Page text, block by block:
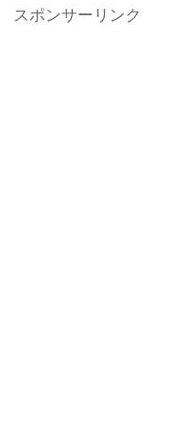
スポンサーリンク